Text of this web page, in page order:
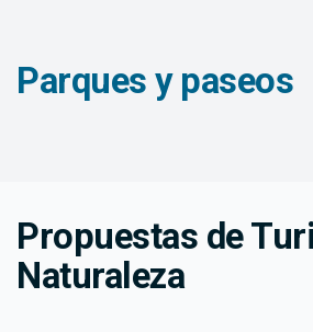
Parques y paseos
Propuestas de
Naturaleza